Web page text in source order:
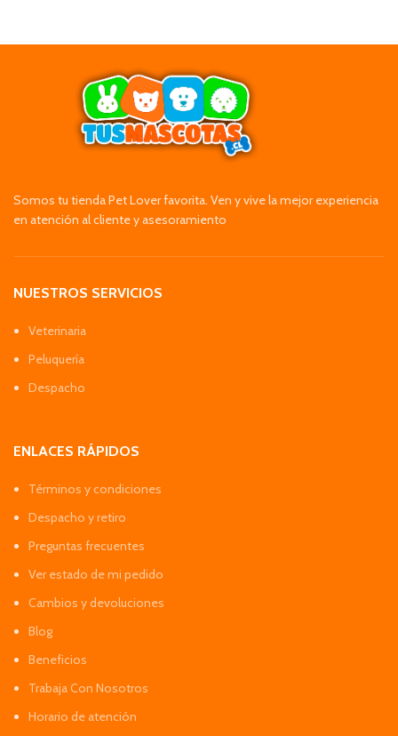
Somos tu tienda Pet Lover favorita. Ven y vive la mejor experiencia
en atención al cliente y asesoramiento
NUESTROS SERVICIOS
Veterinaria
Peluquería
Despacho
ENLACES RÁPIDOS
Términos y condiciones
Despacho y retiro
Preguntas frecuentes
Ver estado de mi pedido
Cambios y devoluciones
Blog
Beneficios
Trabaja Con Nosotros
Horario de atención